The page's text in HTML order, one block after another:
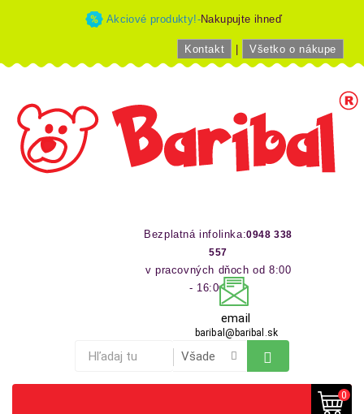
Akciové produkty!-Nakupujte ihneď
Kontakt Všetko o nákupe
Bezplatná infolinka:0948 338
557
v pracovných dňoch od 8:00
- 16:00 hod
email
baribal@baribal.sk
0